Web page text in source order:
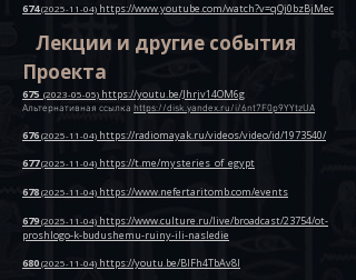
674(2025-11-04) https://www.youtube.com/watch?v=qQj0bzBjMec
Лекции и другие события
Проекта
675 (2023-05-05) https://youtu.be/Jhrjv14OM6g
Альтернативная ссылка https://disk.yandex.ru/i/6nt7F0p9YYtzUA
676(2025-11-04) https://radiomayak.ru/videos/video/id/1973540/
677(2025-11-04) https://t.me/mysteries_of_egypt
678(2025-11-04) https://www.nefertaritomb.com/events
679(2025-11-04) https://www.culture.ru/live/broadcast/23754/ot-
proshlogo-k-budushemu-ruiny-ili-nasledie
680(2025-11-04) https://youtu.be/BIFh4TbAv8I